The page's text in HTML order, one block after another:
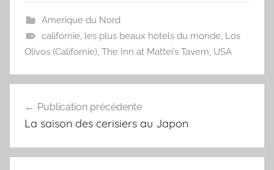
Amerique du Nord
californie, les plus beaux hotels du monde, Los
Olivos (Californie), The Inn at Mattei’s Tavern, USA
de
Publication précédente
La saison des cerisiers au Japon